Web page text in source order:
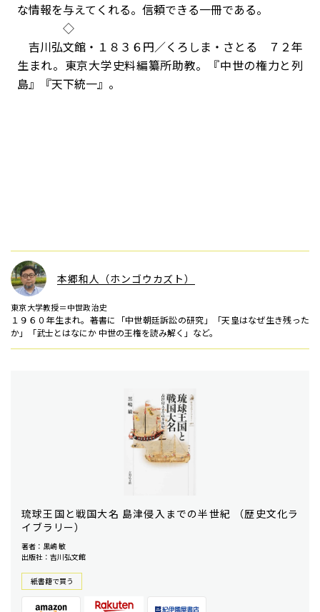
な情報を与えてくれる。信頼できる一冊である。
◇
吉川弘文館・１８３６円／くろしま・さとる ７２年
生まれ。東京大学史料編纂所助教。『中世の権力と列
島』『天下統一』。
本郷和人（ホンゴウカズト）
東京大学教授＝中世政治史
１９６０年生まれ。著書に「中世朝廷訴訟の研究」「天皇はなぜ生き残った
か」「武士とはなにか 中世の王権を読み解く」など。
琉球王国と戦国大名 島津侵入までの半世紀 （歴史文化ラ
イブラリー）
著者：黒嶋 敏
出版社：吉川弘文館
紙書籍で買う